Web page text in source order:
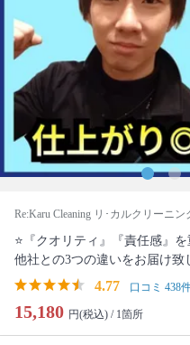
Re:Karu Cleaning リ･カルクリーニン
⭐『クオリティ』『責任感』
他社との3つの違いをお届け致
4.77 口コミ 438
15,180 円(税込) / 1箇所